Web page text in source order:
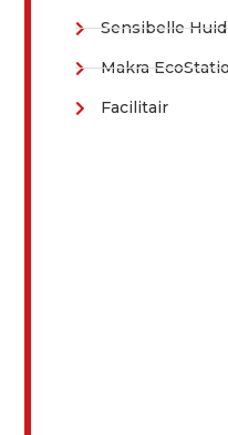
Sensibelle
Makra
Facilitair